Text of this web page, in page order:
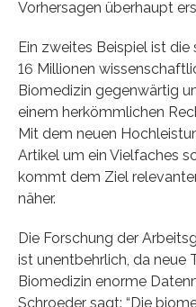
Vorhersagen überhaupt
Ein zweites Beispiel ist
16 Millionen
Biomedizin gegenwärtig
einem herkömmlichen
Mit dem neuen
Artikel um ein Vielfaches
kommt dem Ziel
näher.
Die Forschung der
ist unentbehrlich, da neue
Biomedizin enorme
Schroeder sagt: “Die